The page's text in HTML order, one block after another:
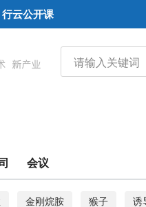
行云公开课
会议
金刚烷胺 猴子 诱